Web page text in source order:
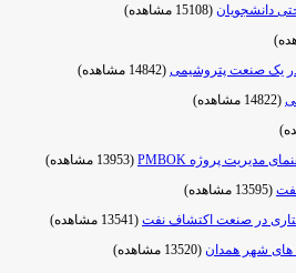
دانشجویان (15108 مشاهده)
(14842 مشاهده)
(14822 مشاهده)
(13953 مشاهده)
(13595 مشاهده)
در صنعت اکتشاف نفت (13541 مشاهده)
های شهر همدان (13520 مشاهده)